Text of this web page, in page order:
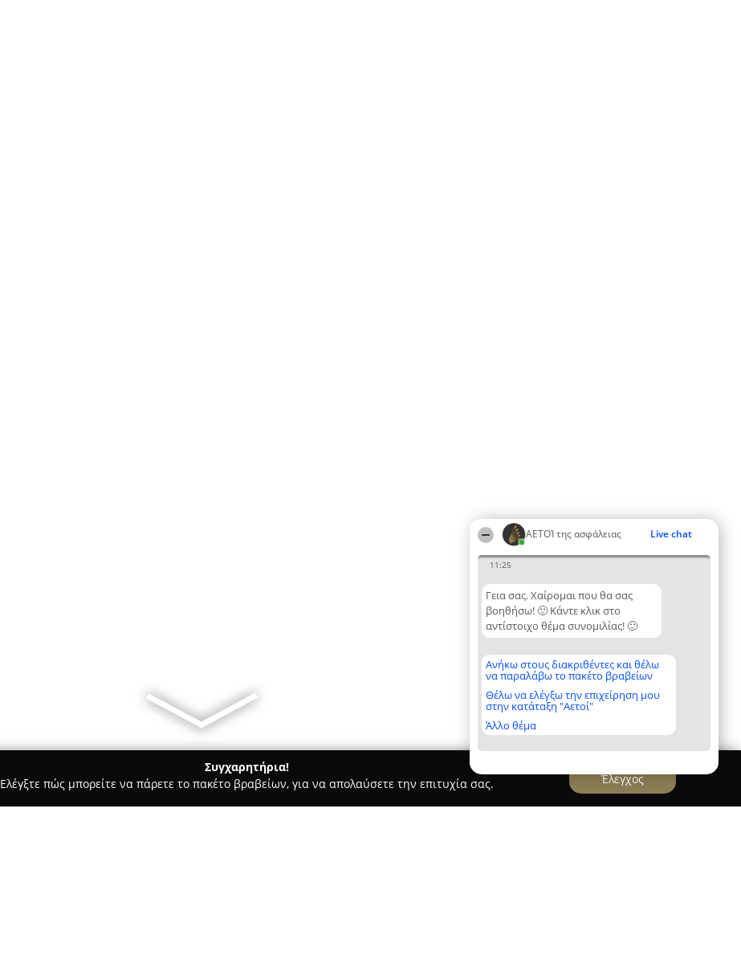
ΑΕΤΟΊ της ασφάλειας Live chat
11:25
Γεια σας. Χαίρομαι που θα σας
βοηθήσω! 🙂 Κάντε κλικ στο
αντίστοιχο θέμα συνομιλίας! 🙂
Ανήκω στους διακριθέντες και θέλω
να παραλάβω το πακέτο βραβείων
Θέλω να ελέγξω την επιχείρηση μου
στην κατάταξη "Αετοί"
Άλλο θέμα
Συγχαρητήρια!
Ελέγξτε πώς μπορείτε να πάρετε το πακέτο βραβείων, για να απολαύσετε την επιτυχία σας.
Έλεγχος